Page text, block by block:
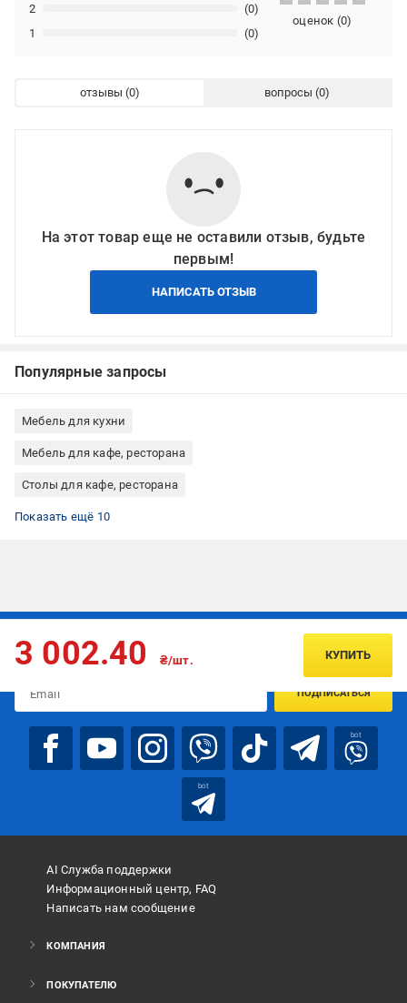
1 (0)
2 (0)
оценок (0)
отзывы вопросы
На этот товар еще не оставили отзыв, будьте
первым!
НАПИСАТЬ ОТЗЫВ
Популярные запросы
Мебель для кухни
Мебель для кафе, ресторана
Столы для кафе, ресторана
Обеденные столы Nowy Styl
Обеденные столы стиль лофт
Обеденные столы цвет каркаса черный
Столы обеденные круглые
Обеденные столы металл
Обеденные столы для кафе
Обеденные столы нераздвижные
Обеденные столы ДСП
Показать ещё 10
3 002.40 ₴/шт. КУПИТЬ
Подписывайтесь, чтобы узнавать первым об акцияx и
предложениях:
ПОДПИСАТЬСЯ
bot
bot
AI Служба поддержки
Информационный центр, FAQ
Написать нам сообщение
КОМПАНИЯ
ПОКУПАТЕЛЮ